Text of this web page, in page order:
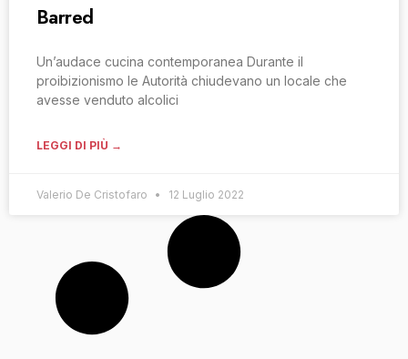
Barred
Un’audace cucina contemporanea Durante il
proibizionismo le Autorità chiudevano un locale che
avesse venduto alcolici
LEGGI DI PIÙ →
Valerio De Cristofaro 12 Luglio 2022